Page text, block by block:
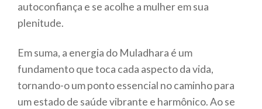
autoconfiança e se acolhe a mulher em sua
plenitude.
Em suma, a energia do Muladhara é um
fundamento que toca cada aspecto da vida,
tornando-o um ponto essencial no caminho para
um estado de saúde vibrante e harmônico. Ao se